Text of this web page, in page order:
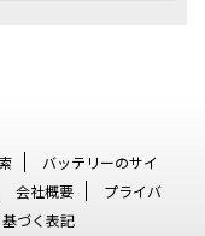
バッテリーのサイ
会社概要
プライバ
づく表記